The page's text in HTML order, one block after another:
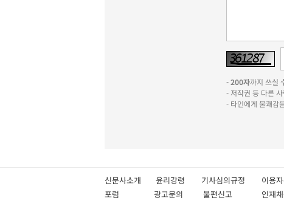
-200자까지 쓰실
- 저작권 등 다른
- 타인에게 불쾌감
신문사소개 윤리강령 기사심의규정 이용
포럼
광고문의 불편신고 인재